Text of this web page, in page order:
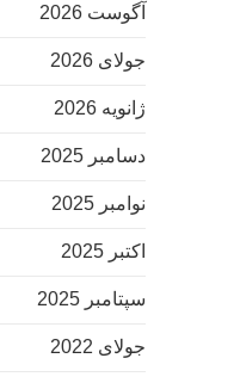
آگوست 2026
جولای 2026
ژانویه 2026
دسامبر 2025
نوامبر 2025
اکتبر 2025
سپتامبر 2025
جولای 2022